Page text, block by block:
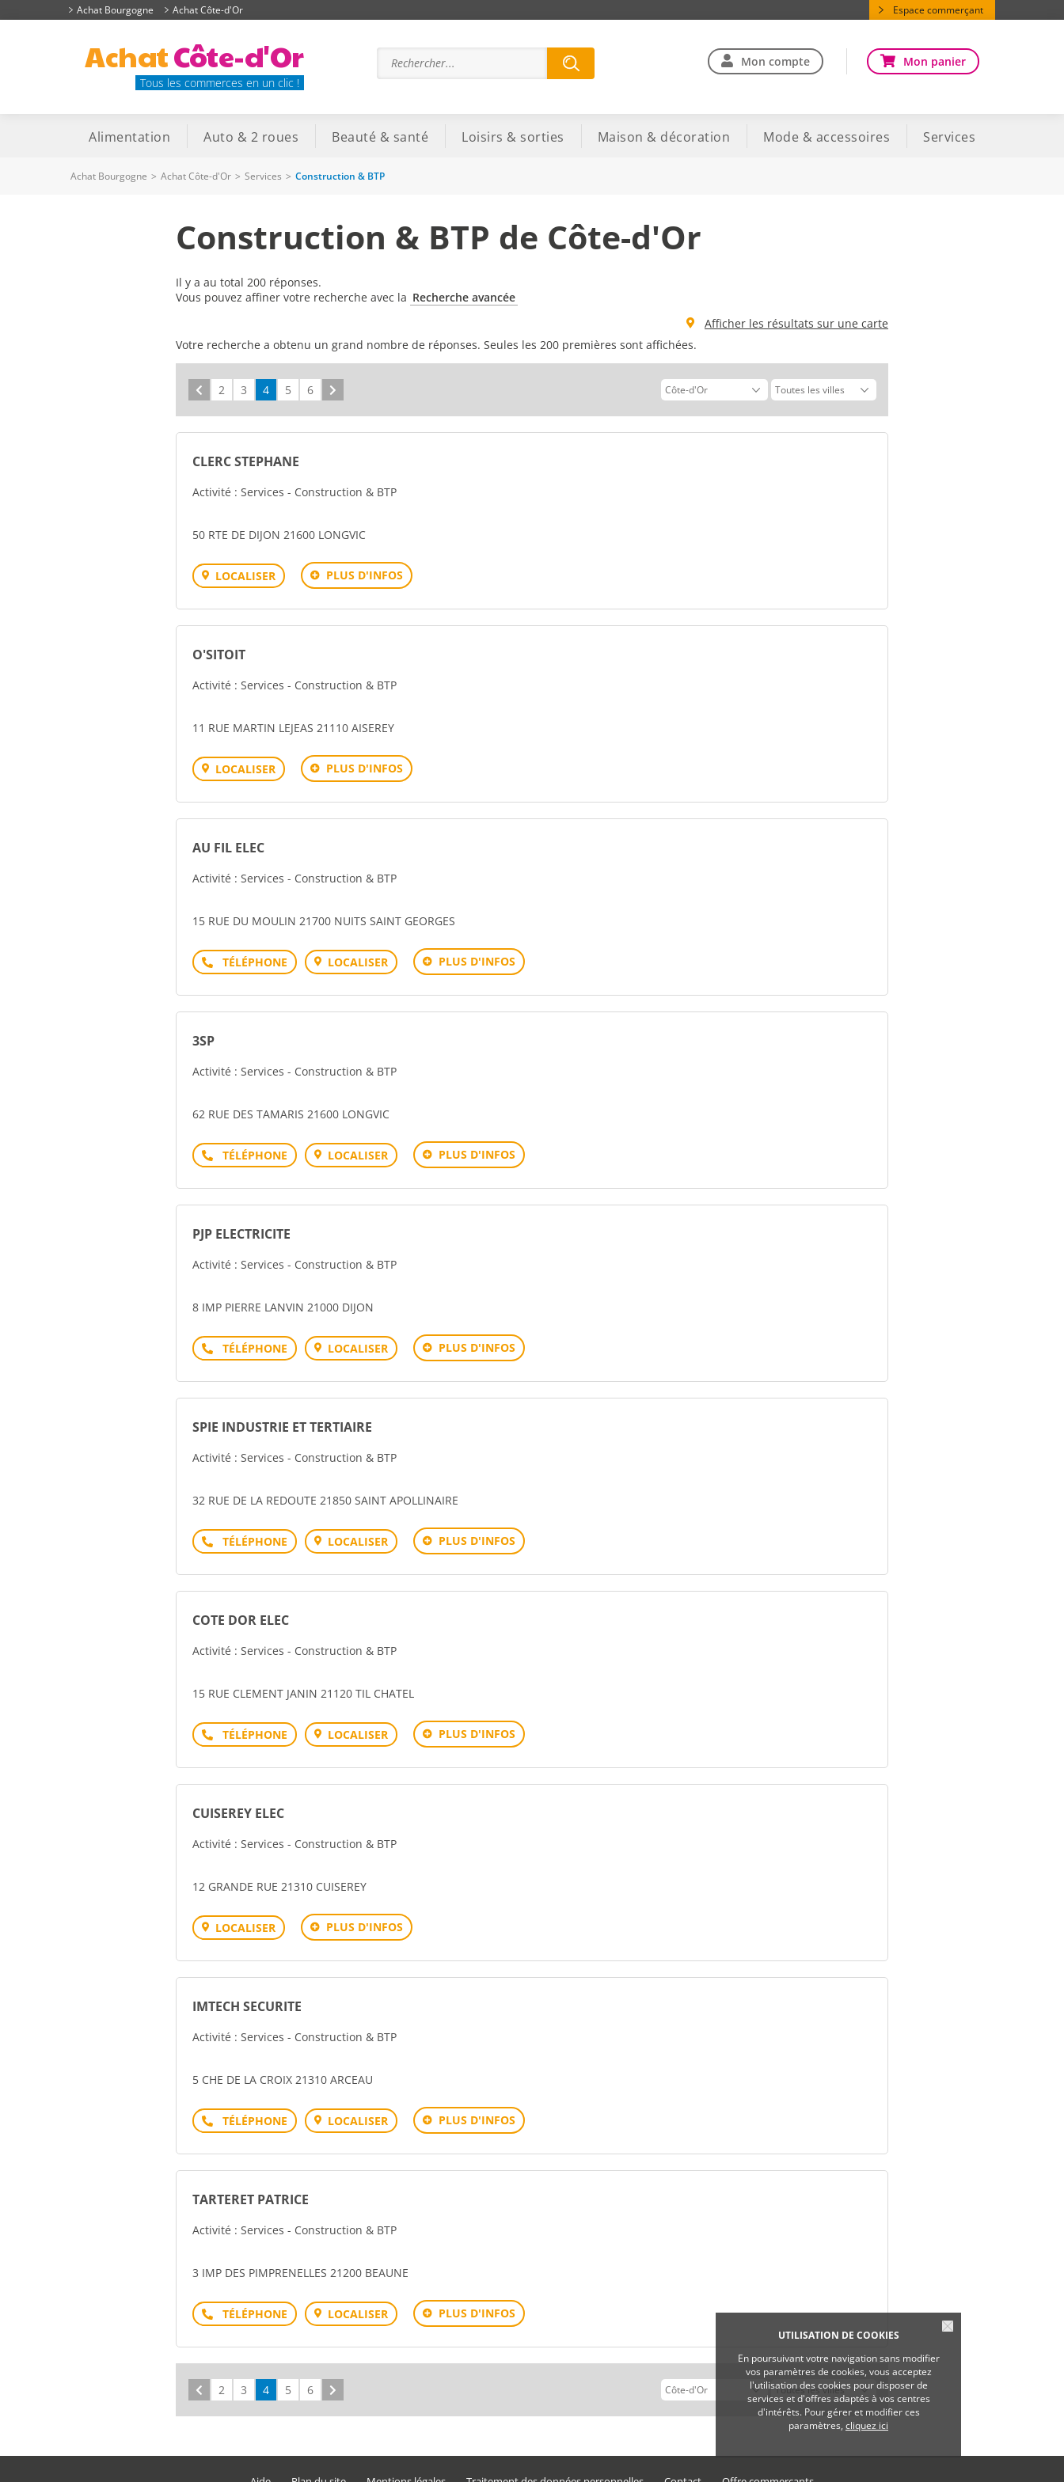
UTILISATION DE COOKIES
En poursuivant votre navigation sans modifier
vos paramètres de cookies, vous acceptez
l'utilisation des cookies pour disposer de
services et d'offres adaptés à vos centres
d'intérêts. Pour gérer et modifier ces
paramètres, cliquez ici
Achat Bourgogne Achat Côte-d'Or Espace commerçant
AchatCôte-d'Or
Tous les commerces en un clic !
Mon compte Mon panier
Alimentation Auto & 2 roues Beauté & santé Loisirs & sorties Maison & décoration Mode & accessoires Services
Achat Bourgogne > Achat Côte-d'Or > Services > Construction & BTP
Construction & BTP de Côte-d'Or
Il y a au total 200 réponses.
Vous pouvez affiner votre recherche avec la Recherche avancée
Afficher les résultats sur une carte
Votre recherche a obtenu un grand nombre de réponses. Seules les 200 premières sont affichées.
Précédent
2 3 4 5 6
CLERC STEPHANE
Activité : Services - Construction & BTP
50 RTE DE DIJON 21600 LONGVIC
LOCALISER PLUS D'INFOS
O'SITOIT
Activité : Services - Construction & BTP
11 RUE MARTIN LEJEAS 21110 AISEREY
LOCALISER PLUS D'INFOS
AU FIL ELEC
Activité : Services - Construction & BTP
15 RUE DU MOULIN 21700 NUITS SAINT GEORGES
Téléphone LOCALISER PLUS D'INFOS
3SP
Activité : Services - Construction & BTP
62 RUE DES TAMARIS 21600 LONGVIC
Téléphone LOCALISER PLUS D'INFOS
PJP ELECTRICITE
Activité : Services - Construction & BTP
8 IMP PIERRE LANVIN 21000 DIJON
Téléphone LOCALISER PLUS D'INFOS
SPIE INDUSTRIE ET TERTIAIRE
Activité : Services - Construction & BTP
32 RUE DE LA REDOUTE 21850 SAINT APOLLINAIRE
Téléphone LOCALISER PLUS D'INFOS
COTE DOR ELEC
Activité : Services - Construction & BTP
15 RUE CLEMENT JANIN 21120 TIL CHATEL
Téléphone LOCALISER PLUS D'INFOS
CUISEREY ELEC
Activité : Services - Construction & BTP
12 GRANDE RUE 21310 CUISEREY
LOCALISER PLUS D'INFOS
IMTECH SECURITE
Activité : Services - Construction & BTP
5 CHE DE LA CROIX 21310 ARCEAU
Téléphone LOCALISER PLUS D'INFOS
TARTERET PATRICE
Activité : Services - Construction & BTP
3 IMP DES PIMPRENELLES 21200 BEAUNE
Téléphone LOCALISER PLUS D'INFOS
Précédent
2 3 4 5 6